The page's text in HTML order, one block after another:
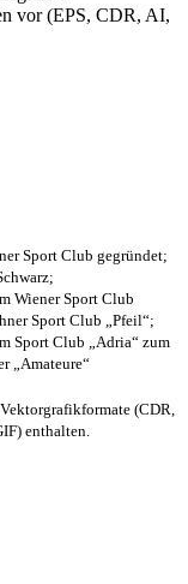
vor (EPS, CDR, AI,
Sport Club gegründet;
Wiener Sport Club
Sport Club „Pfeil“;
Sport Club „Adria“ zum
„Amateure“
(CDR,
enthalten.